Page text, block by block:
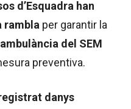
d’Esquadra han
rambla per garantir la
ambulància del SEM
preventiva.
danys